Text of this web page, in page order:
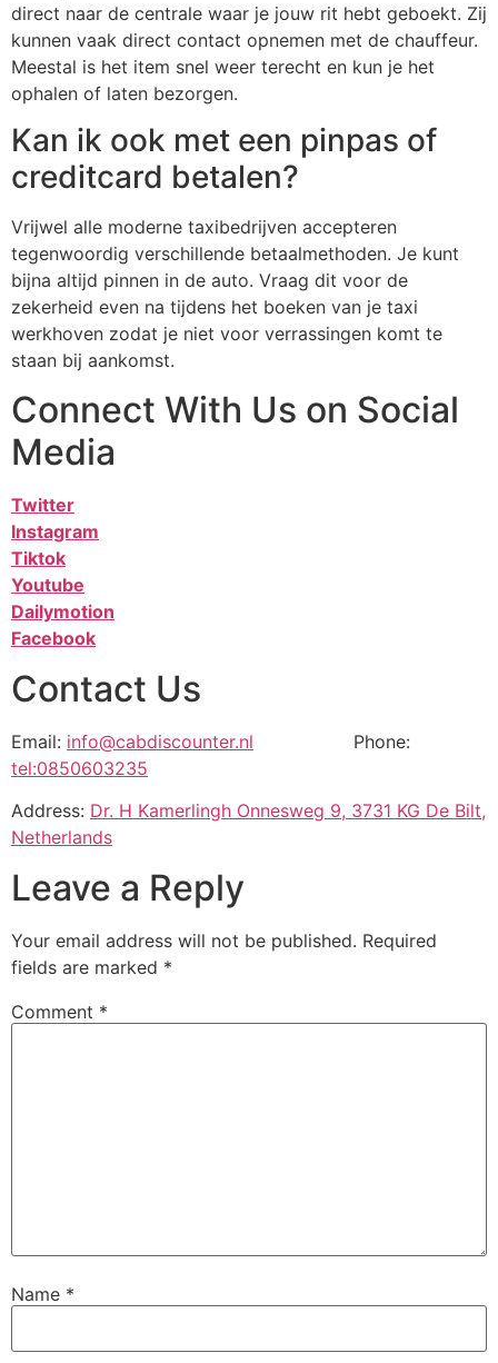
direct naar de centrale waar je jouw rit hebt geboekt. Zij
kunnen vaak direct contact opnemen met de chauffeur.
Meestal is het item snel weer terecht en kun je het
ophalen of laten bezorgen.
Kan ik ook met een pinpas of
creditcard betalen?
Vrijwel alle moderne taxibedrijven accepteren
tegenwoordig verschillende betaalmethoden. Je kunt
bijna altijd pinnen in de auto. Vraag dit voor de
zekerheid even na tijdens het boeken van je taxi
werkhoven zodat je niet voor verrassingen komt te
staan bij aankomst.
Connect With Us on Social
Media
Twitter
Instagram
Tiktok
Youtube
Dailymotion
Facebook
Contact Us
Email: info@cabdiscounter.nl Phone:
tel:0850603235
Address: Dr. H Kamerlingh Onnesweg 9, 3731 KG De Bilt,
Netherlands
Leave a Reply
Your email address will not be published. Required
fields are marked *
Comment *
Name *